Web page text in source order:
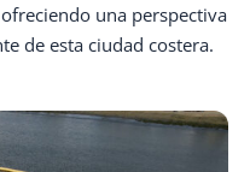
una perspectiva
de esta ciudad costera.